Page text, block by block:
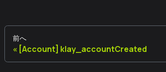
前へ
[Account] klay_accountCreated